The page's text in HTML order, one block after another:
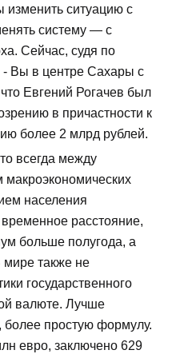
изменить ситуацию с
систему — с
Сейчас, судя по
- Вы в центре Сахары с
Евгений Рогачев был
в причастности к
более 2 млрд рублей.
всегда между
населения
расстояние,
больше полугода, а
мире также не
государственного
валюте. Лучше
более простую формулу.
евро, заключено 629